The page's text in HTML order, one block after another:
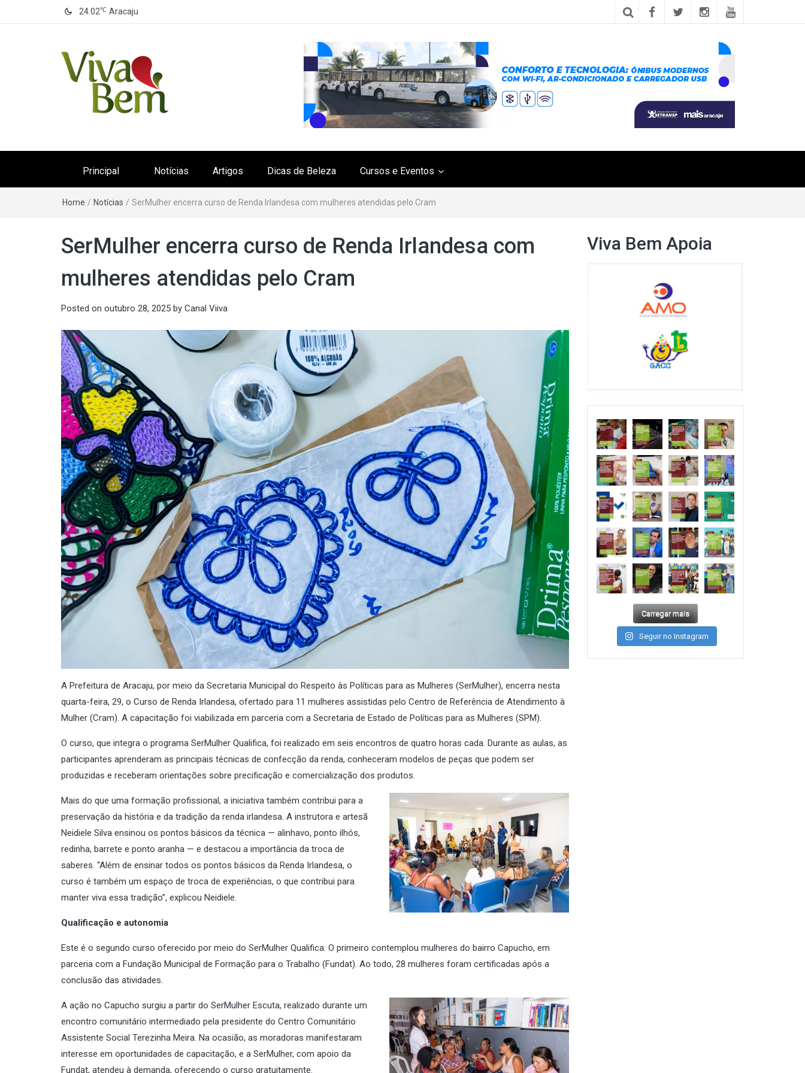
24.02℃ Aracaju
Principal Notícias Artigos Dicas de Beleza Cursos e Eventos
Home / Notícias / SerMulher encerra curso de Renda Irlandesa com mulheres atendidas pelo Cram
SerMulher encerra curso de Renda Irlandesa com
mulheres atendidas pelo Cram
Posted on outubro 28, 2025 by Canal Viiva
A Prefeitura de Aracaju, por meio da Secretaria Municipal do Respeito às Políticas para as Mulheres (SerMulher), encerra nesta
quarta-feira, 29, o Curso de Renda Irlandesa, ofertado para 11 mulheres assistidas pelo Centro de Referência de Atendimento à
Mulher (Cram). A capacitação foi viabilizada em parceria com a Secretaria de Estado de Políticas para as Mulheres (SPM).
O curso, que integra o programa SerMulher Qualifica, foi realizado em seis encontros de quatro horas cada. Durante as aulas, as
participantes aprenderam as principais técnicas de confecção da renda, conheceram modelos de peças que podem ser
produzidas e receberam orientações sobre precificação e comercialização dos produtos.
Mais do que uma formação profissional, a iniciativa também contribui para a
preservação da história e da tradição da renda irlandesa. A instrutora e artesã
Neidiele Silva ensinou os pontos básicos da técnica — alinhavo, ponto ilhós,
redinha, barrete e ponto aranha — e destacou a importância da troca de
saberes. “Além de ensinar todos os pontos básicos da Renda Irlandesa, o
curso é também um espaço de troca de experiências, o que contribui para
manter viva essa tradição”, explicou Neidiele.
Qualificação e autonomia
Este é o segundo curso oferecido por meio do SerMulher Qualifica. O primeiro contemplou mulheres do bairro Capucho, em
parceria com a Fundação Municipal de Formação para o Trabalho (Fundat). Ao todo, 28 mulheres foram certificadas após a
conclusão das atividades.
A ação no Capucho surgiu a partir do SerMulher Escuta, realizado durante um
encontro comunitário intermediado pela presidente do Centro Comunitário
Assistente Social Terezinha Meira. Na ocasião, as moradoras manifestaram
interesse em oportunidades de capacitação, e a SerMulher, com apoio da
Fundat, atendeu à demanda, oferecendo o curso gratuitamente.
Viva Bem Apoia
Carregar mais
Seguir no Instagram